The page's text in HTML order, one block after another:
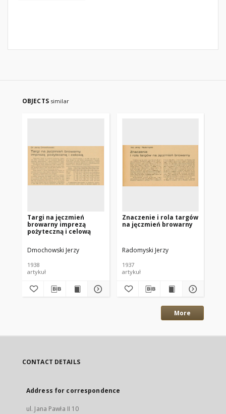
OBJECTS similar
Targi na jęczmień
browarny imprezą
pożyteczną i celową
Dmochowski Jerzy
1938
artykuł
Znaczenie i rola targów
na jęczmień browarny
Radomyski Jerzy
1937
artykuł
More
CONTACT DETAILS
Address for correspondence
ul. Jana Pawła II 10